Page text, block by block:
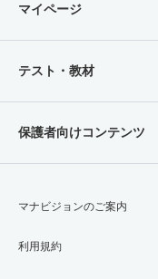
マイページ
テスト・教材
保護者向けコンテンツ
マナビジョンのご案内
利用規約